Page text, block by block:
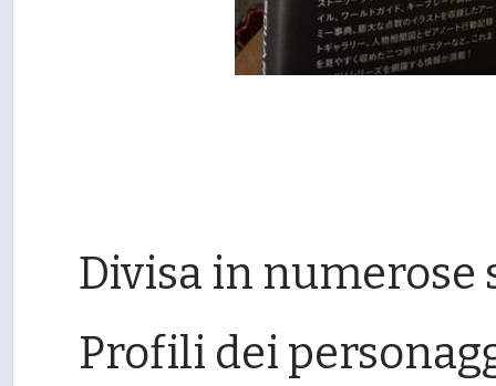
Divisa in numerose
Profili dei